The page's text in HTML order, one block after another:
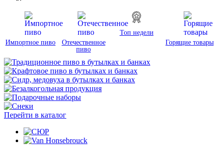
Импортное пиво
Отечественное
пиво
Топ недели
Горящие товары
Перейти в каталог